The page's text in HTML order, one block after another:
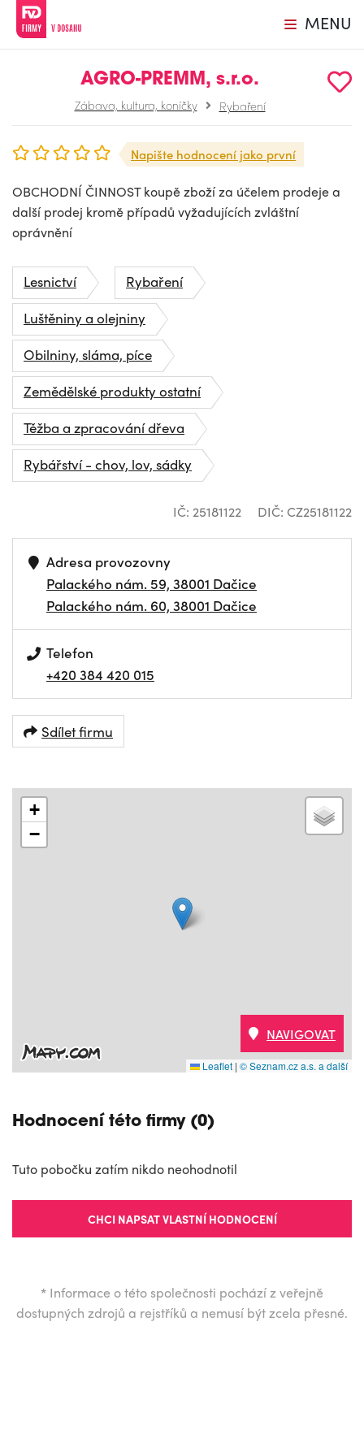
MENU
AGRO-PREMM, s.r.o.
Zábava, kultura, koníčky Rybaření
Napište hodnocení jako první
OBCHODNÍ ČINNOST koupě zboží za účelem prodeje a
další prodej kromě případů vyžadujících zvláštní
oprávnění
Lesnictví
Rybaření
Luštěniny a olejniny
Obilniny, sláma, píce
Zemědělské produkty ostatní
Těžba a zpracování dřeva
Rybářství - chov, lov, sádky
IČ: 25181122 DIČ: CZ25181122
Adresa provozovny
Palackého nám. 59, 38001 Dačice
Palackého nám. 60, 38001 Dačice
Telefon
+420 384 420 015
Sdílet firmu
+
−
Leaflet | © Seznam.cz a.s. a další
NAVIGOVAT
Hodnocení této firmy (0)
Tuto pobočku zatím nikdo neohodnotil
CHCI NAPSAT VLASTNÍ HODNOCENÍ
* Informace o této společnosti pochází z veřejně
dostupných zdrojů a rejstříků a nemusí být zcela přesné.